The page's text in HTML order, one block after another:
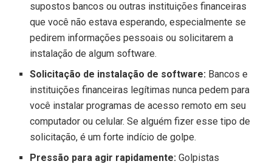
supostos bancos ou outras instituições financeiras
que você não estava esperando, especialmente se
pedirem informações pessoais ou solicitarem a
instalação de algum software.
Solicitação de instalação de software: Bancos e
instituições financeiras legítimas nunca pedem para
você instalar programas de acesso remoto em seu
computador ou celular. Se alguém fizer esse tipo de
solicitação, é um forte indício de golpe.
Pressão para agir rapidamente:Golpistas